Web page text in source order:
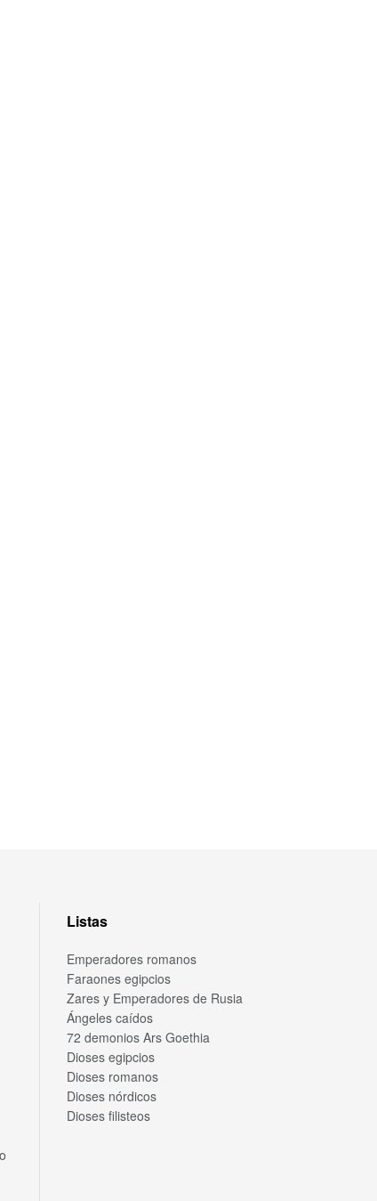
Listas
Emperadores romanos
Faraones egipcios
Zares y Emperadores de Rusia
Ángeles caídos
72 demonios Ars Goethia
Dioses egipcios
Dioses romanos
Dioses nórdicos
Dioses filisteos